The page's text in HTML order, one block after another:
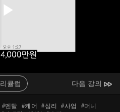
Video
큘럼 다음 강의
#멘탈 #케어 #심리 #사업 #머니